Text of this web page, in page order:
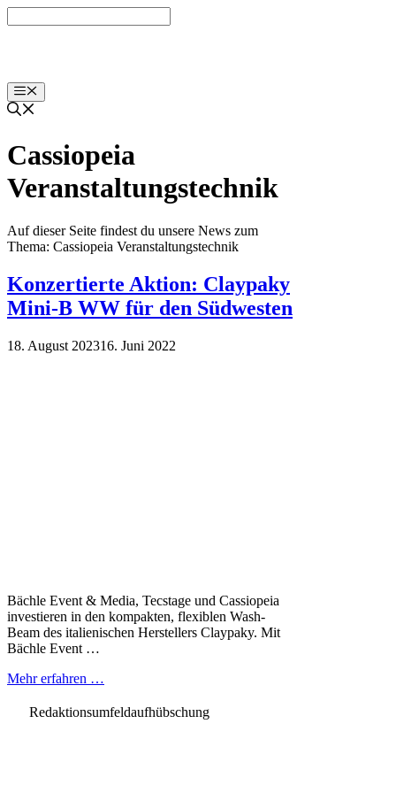
Inhalt
Menü
Cassiopeia
Veranstaltungstechnik
Auf dieser Seite findest du unsere News zum
Thema: Cassiopeia Veranstaltungstechnik
Konzertierte Aktion: Claypaky
Mini-B WW für den Südwesten
18. August 202316. Juni 2022
Bächle Event & Media, Tecstage und Cassiopeia
investieren in den kompakten, flexiblen Wash-
Beam des italienischen Herstellers Claypaky. Mit
Bächle Event …
Mehr erfahren …
Redaktionsumfeldaufhübschung